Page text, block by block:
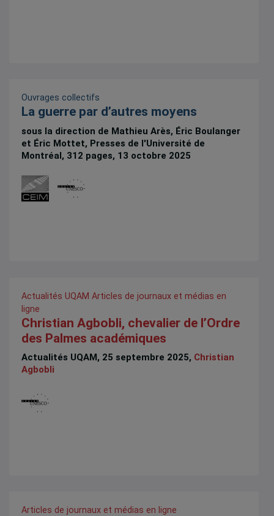
Ouvrages collectifs
La guerre par d’autres moyens
sous la direction de Mathieu Arès, Éric Boulanger
et Éric Mottet, Presses de l'Université de
Montréal, 312 pages, 13 octobre 2025
Actualités UQAM Articles de journaux et médias en
ligne
Christian Agbobli, chevalier de l’Ordre
des Palmes académiques
Actualités UQAM, 25 septembre 2025, Christian
Agbobli
Articles de journaux et médias en ligne